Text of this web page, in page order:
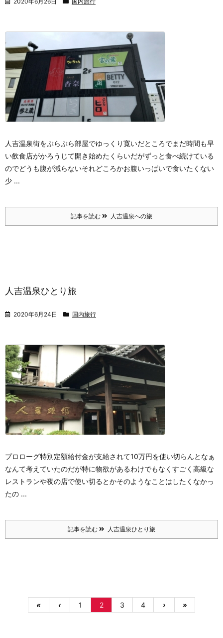
人吉温泉街をぶらぶら部屋でゆっくり寛いだところでまだ時間も早
い飲食店がかろうじて開き始めたくらいだがずっと食べ続けている
のでどうも腹が減らないそれどころかお腹いっぱいで食いたくない
少 ...
記事を読む 人吉温泉への旅
人吉温泉ひとり旅
2020年6月24日 国内旅行
プロローグ特別定額給付金が支給されて10万円を使い切らんとなぁ
なんて考えていたのだが特に物欲があるわけでもなく すごく高級な
レストランや夜の店で使い切るとかそのようなことはしたくなかっ
たの ...
記事を読む 人吉温泉ひとり旅
« ‹ 1 2 3 4 › »